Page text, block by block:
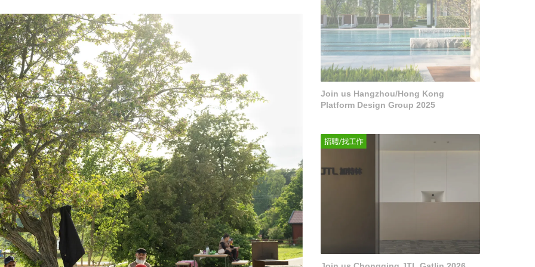
Join us Hangzhou/Hong Kong
Platform Design Group 2025